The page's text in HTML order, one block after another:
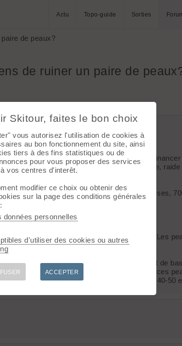
Actu Topo-guide Sorties
de peaux?
de ruiner un paire de
les couteaux qui vont sur mes fats, le tout
la moquette que mes peaux Coll-Tex, lourde,
la neige un peu humide. Resultat des courses,
Arly par "le chateau", puis monté a Véry. Les
Renew", c'est un impermeabilisant de
j'ai liberalement appliqué au pinceau sur ces
assez radicale - 5L de fabsil se trouve a 40-50
Skitour, faites le bon choix
vous autorisez l'utilisation de cookies à
au bon fonctionnement du site, ainsi
tiers à des fins statistiques ou de
pour vous proposer des services
vos centres d'interêt.
modifier ce choix ou obtenir des
sur la page des conditions générales
données personnelles
d'utiliser des cookies ou autres
ACCEPTER